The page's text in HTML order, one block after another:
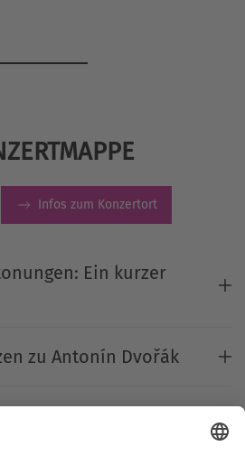
Infos zum Konzertort
Ein kurzer
zu Antonín Dvořák
und den Dirigenten